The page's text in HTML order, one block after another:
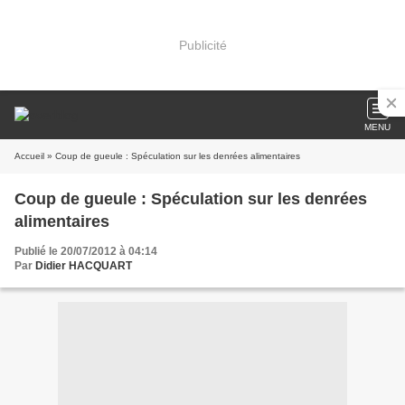
Publicité
MENU
Accueil » Coup de gueule : Spéculation sur les denrées alimentaires
Coup de gueule : Spéculation sur les denrées
alimentaires
Publié le 20/07/2012 à 04:14
Par Didier HACQUART